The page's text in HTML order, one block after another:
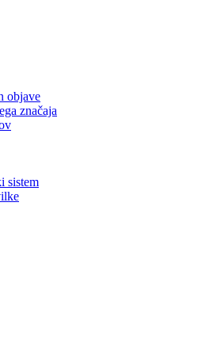
objave
značaja
sistem